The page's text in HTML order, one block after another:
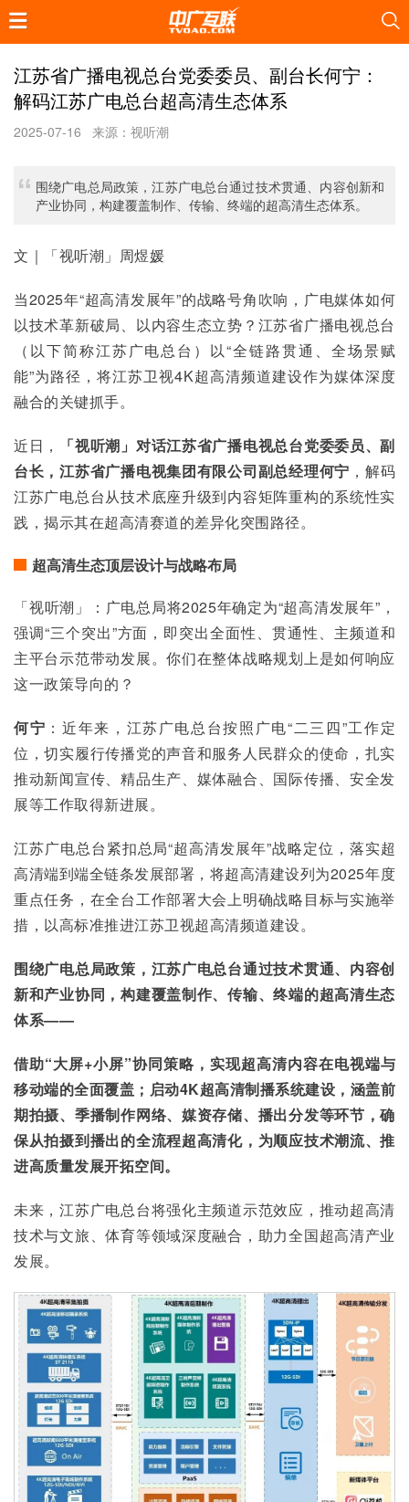
江苏省广播电视总台党委委员、副台长何宁：
解码江苏广电总台超高清生态体系
2025-07-16 来源：视听潮
围绕广电总局政策，江苏广电总台通过技术贯通、内容创新和
产业协同，构建覆盖制作、传输、终端的超高清生态体系。
文｜「视听潮」周煜媛
当2025年“超高清发展年”的战略号角吹响，广电媒体如何
以技术革新破局、以内容生态立势？江苏省广播电视总台
（以下简称江苏广电总台）以“全链路贯通、全场景赋
能”为路径，将江苏卫视4K超高清频道建设作为媒体深度
融合的关键抓手。
近日，
「视听潮」对话江苏省广播电视总台党委委员、副
台长，江苏省广播电视集团有限公司副总经理何宁 ，解码
江苏广电总台从技术底座升级到内容矩阵重构的系统性实
践，揭示其在超高清赛道的差异化突围路径。
超高清生态顶层设计与战略布局
「视听潮」：广电总局将2025年确定为“超高清发展年”，
强调“三个突出”方面，即突出全面性、贯通性、主频道和
主平台示范带动发展。你们在整体战略规划上是如何响应
这一政策导向的？
何宁 ：近年来，江苏广电总台按照广电“二三四”工作定
位，切实履行传播党的声音和服务人民群众的使命，扎实
推动新闻宣传、精品生产、媒体融合、国际传播、安全发
展等工作取得新进展。
江苏广电总台紧扣总局“超高清发展年”战略定位，落实超
高清端到端全链条发展部署，将超高清建设列为2025年度
重点任务，在全台工作部署大会上明确战略目标与实施举
措，以高标准推进江苏卫视超高清频道建设。
围绕广电总局政策，江苏广电总台通过技术贯通、内容创
新和产业协同，构建覆盖制作、传输、终端的超高清生态
体系——
借助“大屏+小屏”协同策略，实现超高清内容在电视端与
移动端的全面覆盖；启动4K超高清制播系统建设，涵盖前
期拍摄、季播制作网络、媒资存储、播出分发等环节，确
保从拍摄到播出的全流程超高清化，为顺应技术潮流、推
进高质量发展开拓空间。
未来，江苏广电总台将强化主频道示范效应，推动超高清
技术与文旅、体育等领域深度融合，助力全国超高清产业
发展。